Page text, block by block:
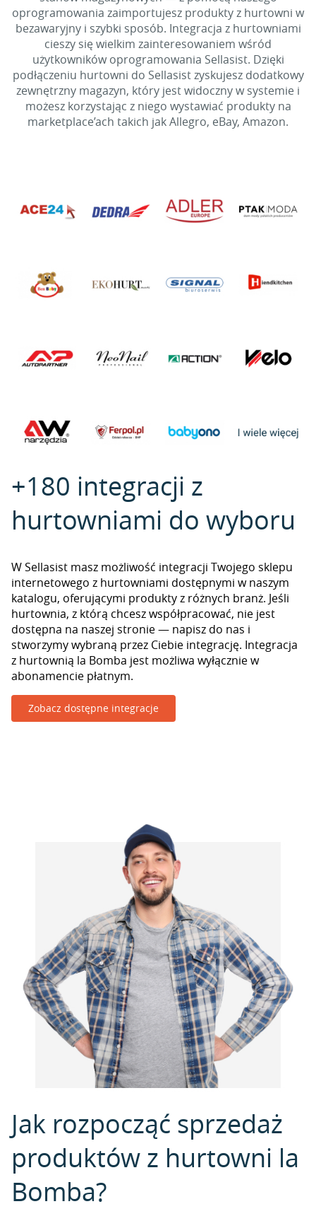
oprogramowania zaimportujesz produkty z hurtowni w
bezawaryjny i szybki sposób. Integracja z hurtowniami
cieszy się wielkim zainteresowaniem wśród
użytkowników oprogramowania Sellasist. Dzięki
podłączeniu hurtowni do Sellasist zyskujesz dodatkowy
zewnętrzny magazyn, który jest widoczny w systemie i
możesz korzystając z niego wystawiać produkty na
marketplace’ach takich jak Allegro, eBay, Amazon.
+180 integracji z
hurtowniami do wyboru
W Sellasist masz możliwość integracji Twojego sklepu
internetowego z hurtowniami dostępnymi w naszym
katalogu, oferującymi produkty z różnych branż. Jeśli
hurtownia, z którą chcesz współpracować, nie jest
dostępna na naszej stronie — napisz do nas i
stworzymy wybraną przez Ciebie integrację. Integracja
z hurtownią la Bomba jest możliwa wyłącznie w
abonamencie płatnym.
Zobacz dostępne integracje
Jak rozpocząć sprzedaż
produktów z hurtowni la
Bomba?